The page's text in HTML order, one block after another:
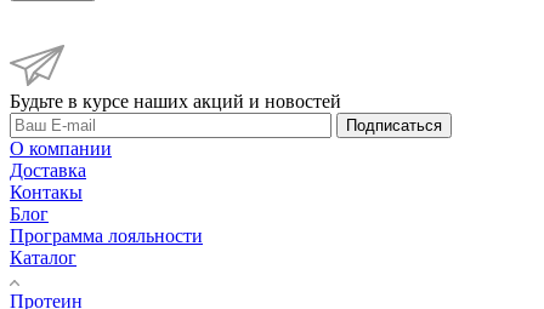
Будьте в курсе наших акций и новостей
Подписаться
О компании
Доставка
Контакы
Блог
Программа лояльности
Каталог
Протеин